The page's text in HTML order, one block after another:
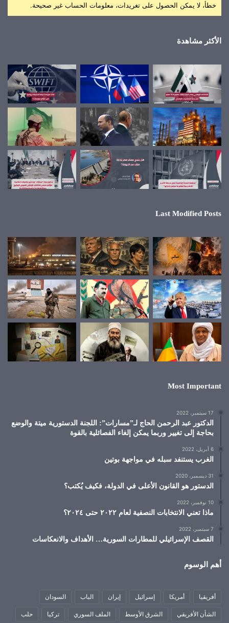
خطأ، لا يمكن الحصول على تغريدات، معلومات الحساب غير صحيحة.
الأكثر مشاهدة
Last Modified Posts
Most Important
17 سبتمبر، 2022
الدكتور عبد الرحمن الحاج لـ”مسارات”: اللجنة الدستورية ميتة والوضع
بحاجة إلى تغيير وربما يمكن إلغاء الفصائلية بالقوة
6 أبريل، 2022
الغرب يستنفد سبله في مواجهة بوتين
31 ديسمبر، 2020
الدستور هو القانون الأعلى في الدولة، فكيف يُكتب؟
10 نوفمبر، 2022
ماذا تعني الانتخابات النصفية لعام ٢٠٢٢ حتى ٢٠٢٤؟
7 سبتمبر، 2022
القصف الإسرائيلي للمطارات السورية… الأهداف والانعكاسات
أهم الوسوم
أفريقيا أمريكا إسرائيل إيران الباب السودان
الشأن الأفريقي الشرق الأوسط الملف السوري تركيا حلب